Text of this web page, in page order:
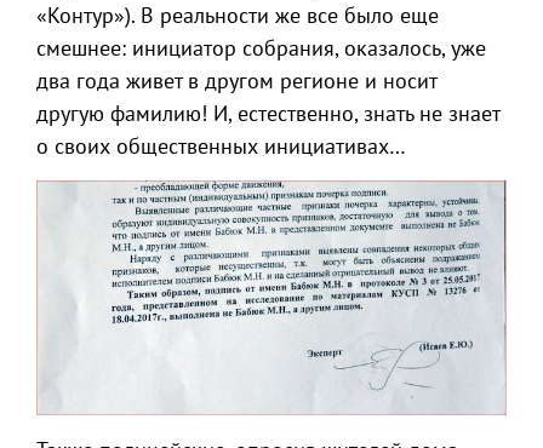
«Контур»). В реальности же все было еще
смешнее: инициатор собрания, оказалось, уже
два года живет в другом регионе и носит
другую фамилию! И, естественно, знать не знает
о своих общественных инициативах…